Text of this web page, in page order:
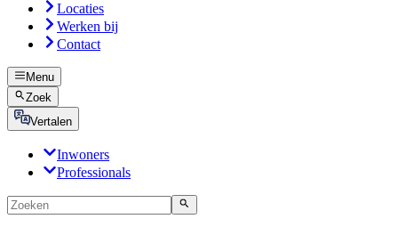
Locaties
Werken bij
Contact
Menu
Zoek
Vertalen
Inwoners
Professionals